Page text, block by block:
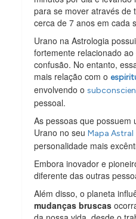
para se mover através de
cerca de 7 anos em cada
Urano na Astrologia
fortemente relacionado
confusão. No entanto,
mais relação com o
envolvendo o
pessoal.
As pessoas que possuem
Urano no seuMapa Astral
personalidade mais
Embora inovador e
diferente das outras
Além disso, o planeta
mudanças bruscas